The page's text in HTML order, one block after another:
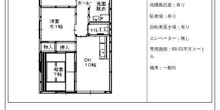
浴槽風呂釜：有り
駐車場：有り
自転車置き場：有り
エレベーター：無し
専用面積：69.01平方メート
ル
備考：一般向